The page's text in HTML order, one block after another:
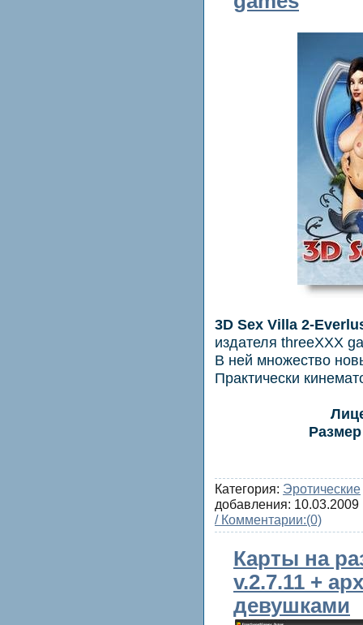
3D Sex Villa 2-
издателя threeXXX
В ней множество
Практически
Категория: Эротические
добавления: 10.03.2009
/ Комментарии:(0)
Карты на
v.2.7.11 +
девушками